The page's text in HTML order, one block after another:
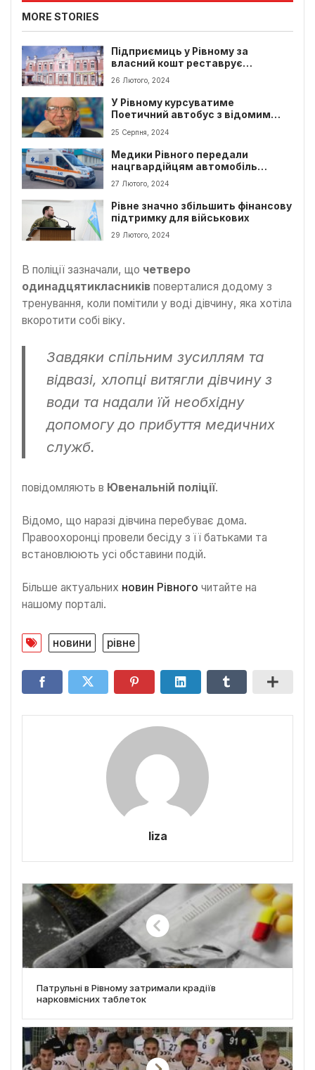
MORE STORIES
Підприємиць у Рівному за
власний кошт реставрує
історичну будівлю
26 Лютого, 2024
У Рівному курсуватиме
Поетичний автобус з відомим
25 Серпня, 2024
Медики Рівного передали
нацгвардійцям автомобіль
швидкої допомоги
27 Лютого, 2024
Рівне значно збільшить фінансову
підтримку для військових
29 Лютого, 2024
В поліції зазначали, що четверо
одинадцятикласників поверталися додому з
тренування, коли помітили у воді дівчину, яка хотіла
вкоротити собі віку.
Завдяки спільним зусиллям та
відвазі, хлопці витягли дівчину з
води та надали їй необхідну
допомогу до прибуття медичних
служб.
повідомляють в Ювенальній поліції.
Відомо, що наразі дівчина перебуває дома.
Правоохоронці провели бесіду з її батьками та
встановлюють усі обставини подій.
Більше актуальних новин Рівного читайте на
нашому порталі.
новини рівне
liza
Патрульні в Рівному затримали крадіїв
нарковмісних таблеток